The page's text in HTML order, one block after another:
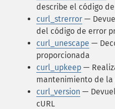
describe el código
curl_strerror —
del código de error
curl_unescape —
proporcionada
curl_upkeep —
mantenimiento de la
curl_version —
cURL